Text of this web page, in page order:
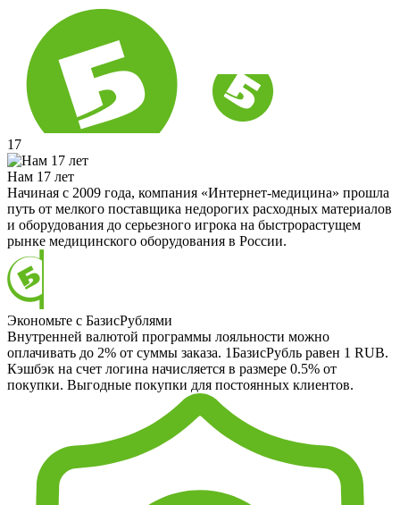
17
Нам 17 лет
Начиная с 2009 года, компания «Интернет-медицина» прошла
путь от мелкого поставщика недорогих расходных материалов
и оборудования до серьезного игрока на быстрорастущем
рынке медицинского оборудования в России.
Экономьте с БазисРублями
Внутренней валютой программы лояльности можно
оплачивать до 2% от суммы заказа. 1БазисРубль равен 1 RUB.
Кэшбэк на счет логина начисляется в размере 0.5% от
покупки. Выгодные покупки для постоянных клиентов.